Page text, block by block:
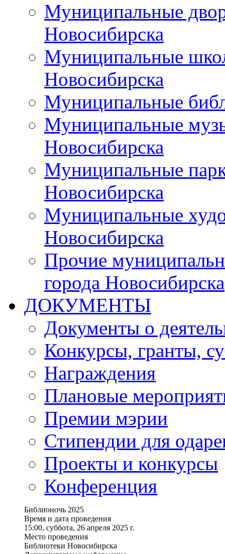
Муниципальные
Новосибирска
Муниципальные
Новосибирска
Муниципальные
Муниципальные
Новосибирска
Муниципальные
Новосибирска
Муниципальные
Новосибирска
Прочие
города Новосибирска
ДОКУМЕНТЫ
Документы о
Конкурсы, гранты,
Награждения
Плановые
Премии мэрии
Стипендии для
Проекты и конкурсы
Конференция
Библионочь 2025
Время и дата проведения
15:00, суббота, 26 апреля 2025 г.
Место проведения
Библиотеки Новосибирска